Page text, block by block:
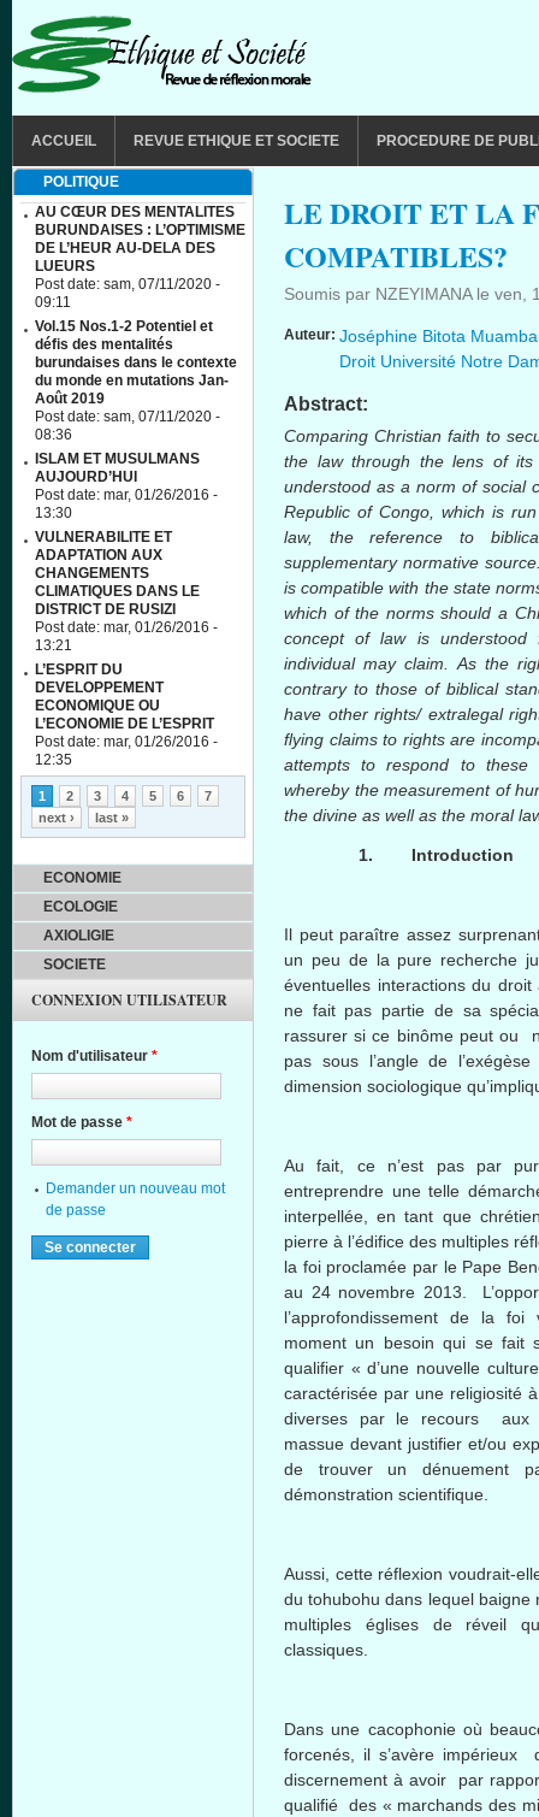
ACCUEIL REVUE ETHIQUE ET SOCIETE PROCEDURE DE
LE DROIT ET LA
COMPATIBLES?
Soumis par NZEYIMANAle ven,
Auteur: Joséphine Bitota
Droit Université Notre
Abstract:
Comparing Christian faith to
the law through the lens of its
understood as a norm of social
Republic of Congo, which is
law, the reference to
supplementary normative
is compatible with the state
which of the norms should a
concept of law is
individual may claim. As the
contrary to those of biblical
have other rights/ extralegal
flying claims to rights are
attempts to respond to these
whereby the measurement of
the divine as well as the moral
1. Introduction
Il peut paraître assez
un peu de la pure recherche
éventuelles interactions du droit
ne fait pas partie de sa
rassurer si ce binôme peut ou
pas sous l’anglede l’exégèse
dimension sociologique
Au fait, ce n’est pas par pur
entreprendre une telle
interpellée , entant que
pierre à l’édifice des multiples
la foi proclamée par le Pape
au 24 novembre 2013.
l’approfondissement de lafoi
moment un besoin qui se fait
qualifier «d’une nouvelle
caractérisée par une religiosité à
diverses par le recours
massue devant justifier et/ou
de trouverundénuement
démonstration scientifique
Aussi cette réflexion voudrait-
dutohubohu dans lequel baigne
multiples églisesde réveil
classiques
Dans une cacophonie où
forcenés
il s’avère impérieux
discernement à avoir par
qualifié des « marchands des
POLITIQUE
AU CŒUR DES MENTALITES
BURUNDAISES : L’OPTIMISME
DE L’HEUR AU-DELA DES
LUEURS
Post date: sam, 07/11/2020 -
09:11
Vol.15 Nos.1-2 Potentiel et
défis des mentalités
burundaises dans le contexte
du monde en mutations Jan-
Août 2019
Post date: sam, 07/11/2020 -
08:36
ISLAM ET MUSULMANS
AUJOURD’HUI
Post date: mar, 01/26/2016 -
13:30
VULNERABILITE ET
ADAPTATION AUX
CHANGEMENTS
CLIMATIQUES DANS LE
DISTRICT DE RUSIZI
Post date: mar, 01/26/2016 -
13:21
L’ESPRIT DU
DEVELOPPEMENT
ECONOMIQUE OU
L’ECONOMIE DE L’ESPRIT
Post date: mar, 01/26/2016 -
12:35
Pages
1 2 3 4 5 6
7
next ›
last »
ECONOMIE
ECOLOGIE
AXIOLIGIE
SOCIETE
CONNEXION UTILISATEUR
Nom d'utilisateur *
Mot de passe *
Demander un nouveau mot
de passe